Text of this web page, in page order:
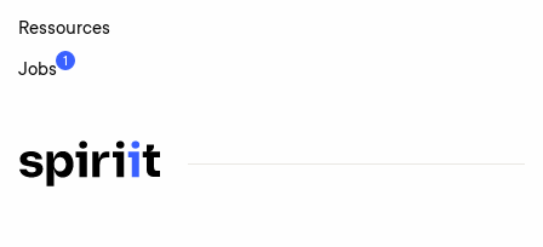
Ressources
Jobs 1